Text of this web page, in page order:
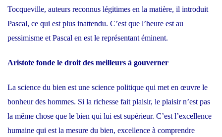
Tocqueville, auteurs reconnus légitimes en la matière, il introduit
Pascal, ce qui est plus inattendu. C’est que l’heure est au
pessimisme et Pascal en est le représentant éminent.
Aristote fonde le droit des meilleurs à gouverner
La science du bien est une science politique qui met en œuvre le
bonheur des hommes. Si la richesse fait plaisir, le plaisir n’est pas
la même chose que le bien qui lui est supérieur. C’est l’excellence
humaine qui est la mesure du bien, excellence à comprendre